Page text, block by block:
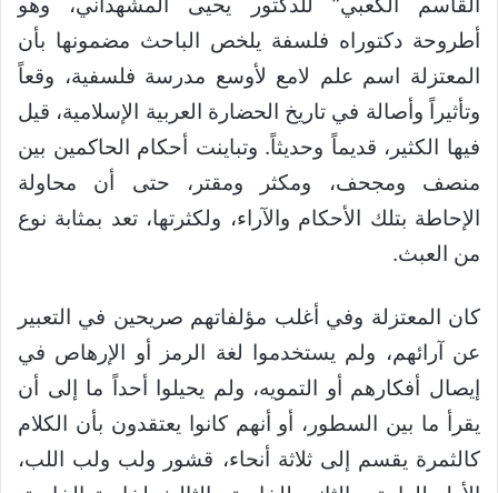
أطروحة دكتوراه فلسفة يلخص الباحث مضمونها بأن
المعتزلة اسم علم لامع لأوسع مدرسة فلسفية، وقعاً
وتأثيراً وأصالة في تاريخ الحضارة العربية الإسلامية، قيل
فيها الكثير، قديماً وحديثاً. وتباينت أحكام الحاكمين بين
منصف ومجحف، ومكثر ومقتر، حتى أن محاولة
الإحاطة بتلك الأحكام والآراء، ولكثرتها، تعد بمثابة نوع
من العبث.
كان المعتزلة وفي أغلب مؤلفاتهم صريحين في التعبير
عن آرائهم، ولم يستخدموا لغة الرمز أو الإرهاص في
إيصال أفكارهم أو التمويه، ولم يحيلوا أحداً ما إلى أن
يقرأ ما بين السطور، أو أنهم كانوا يعتقدون بأن الكلام
كالثمرة يقسم إلى ثلاثة أنحاء، قشور ولب ولب اللب،